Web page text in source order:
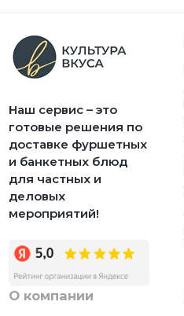
Наш сервис – это
готовые решения по
доставке фуршетных
и банкетных блюд
для частных и
деловых
мероприятий!
О компании